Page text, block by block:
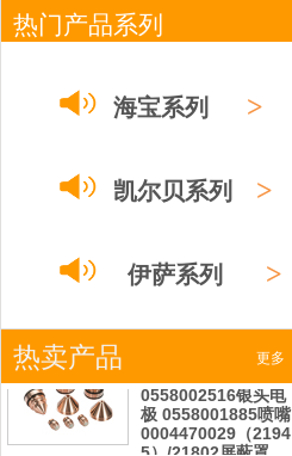
热门产品系列
海宝系列 >
凯尔贝系列 >
伊萨系列 >
>
激光系列 >
热卖产品 更多
量稳定，使用寿命长，切
割效果突出等特点
材/0558003914/055
2喷嘴
ESAB伊萨PT36等离子耗
材替代含电极、喷嘴、屏
保护帽等的等离子易损件
ESAB伊萨PT600等
0558002516银头电
极 0558001885喷嘴
0004470029（2194